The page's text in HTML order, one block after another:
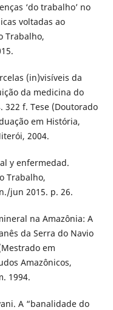
‘do trabalho’ no
voltadas ao
Trabalho,
(in)visíveis da
da medicina do
322 f. Tese (Doutorado
em História,
2004.
y enfermedad.
Trabalho,
jun 2015. p. 26.
na Amazônia: A
da Serra do Navio
em
Amazônicos,
1994.
A “banalidade do